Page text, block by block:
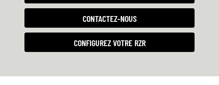
CONTACTEZ-NOUS
CONFIGUREZ VOTRE RZR